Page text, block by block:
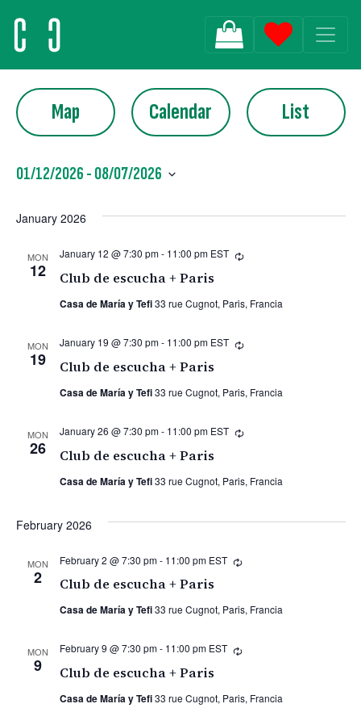
MAIN NAVIGATION
Map Calendar List
01/12/2026 - 08/07/2026
date.
January 2026
MON
12
January 12 @ 7:30 pm- 11:00 pm EST Recurring
Club de escucha + Paris
Casa de María y Tefi33 rue Cugnot, Paris, Francia
MON
19
January 19 @ 7:30 pm- 11:00 pm EST Recurring
Club de escucha + Paris
Casa de María y Tefi33 rue Cugnot, Paris, Francia
MON
26
January 26 @ 7:30 pm- 11:00 pm EST Recurring
Club de escucha + Paris
Casa de María y Tefi33 rue Cugnot, Paris, Francia
February 2026
MON
2
February 2 @ 7:30 pm- 11:00 pm EST Recurring
Club de escucha + Paris
Casa de María y Tefi33 rue Cugnot, Paris, Francia
MON
9
February 9 @ 7:30 pm- 11:00 pm EST Recurring
Club de escucha + Paris
Casa de María y Tefi33 rue Cugnot, Paris, Francia